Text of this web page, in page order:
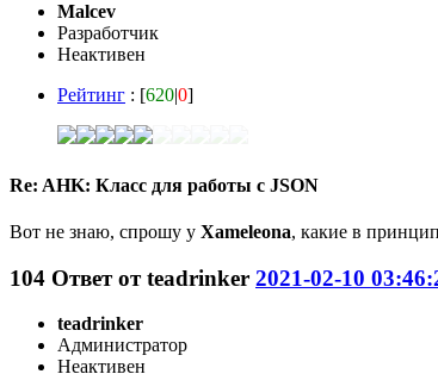
Malcev
Разработчик
Неактивен
Рейтинг : [620|0]
Re: AHK: Класс для работы с JSON
Вот не знаю, спрошу у Xameleona, какие в
104 Ответ отteadrinker 2021-02-10
teadrinker
Администратор
Неактивен